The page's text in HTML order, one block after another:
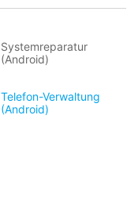
Systemreparatur
(Android)
Telefon-Verwaltung
(Android)